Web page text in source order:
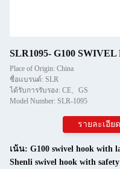
SLR1095- G100
Place of Origin: China
ชื่อแบรนด์: SLR
ได้รับการรับรอง: CE、GS
Model Number: SLR-1095
รายละเอียด
เน้น: G100 swivel hook with
Shenli swivel hook with